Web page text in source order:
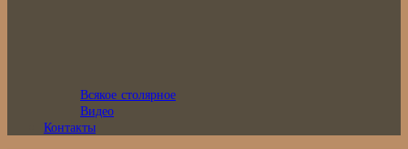
Всякое столярное
Видео
Контакты